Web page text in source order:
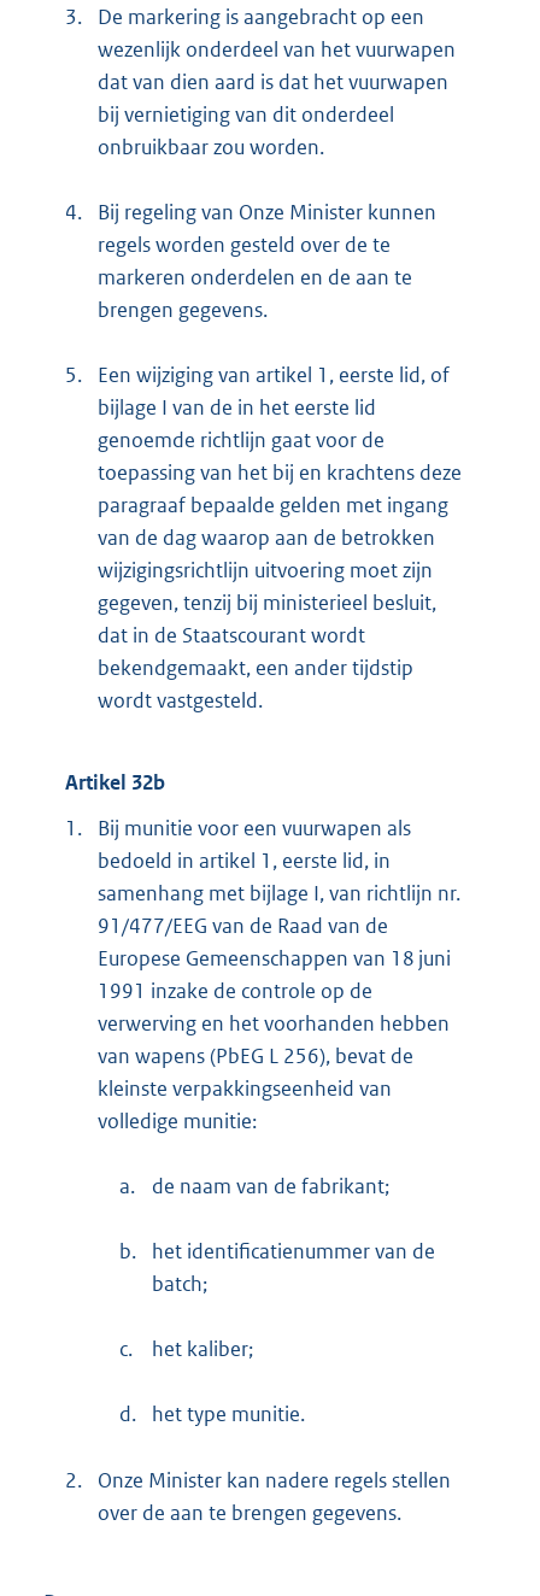
3.
De markering is aangebracht op een
wezenlijk onderdeel van het vuurwapen
dat van dien aard is dat het vuurwapen
bij vernietiging van dit onderdeel
onbruikbaar zou worden.
4.
Bij regeling van Onze Minister kunnen
regels worden gesteld over de te
markeren onderdelen en de aan te
brengen gegevens.
5.
Een wijziging van artikel 1, eerste lid, of
bijlage I van de in het eerste lid
genoemde richtlijn gaat voor de
toepassing van het bij en krachtens deze
paragraaf bepaalde gelden met ingang
van de dag waarop aan de betrokken
wijzigingsrichtlijn uitvoering moet zijn
gegeven, tenzij bij ministerieel besluit,
dat in de Staatscourant wordt
bekendgemaakt, een ander tijdstip
wordt vastgesteld.
Artikel 32b
1.
Bij munitie voor een vuurwapen als
bedoeld in artikel 1, eerste lid, in
samenhang met bijlage I, van richtlijn nr.
91/477/EEG van de Raad van de
Europese Gemeenschappen van 18 juni
1991 inzake de controle op de
verwerving en het voorhanden hebben
van wapens (PbEG L 256), bevat de
kleinste verpakkingseenheid van
volledige munitie:
a. de naam van de fabrikant;
b.
het identificatienummer van de
batch;
c. het kaliber;
d. het type munitie.
2.
Onze Minister kan nadere regels stellen
over de aan te brengen gegevens.